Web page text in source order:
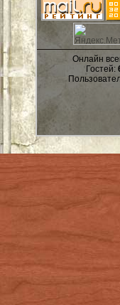
Онлайн
Гостей: